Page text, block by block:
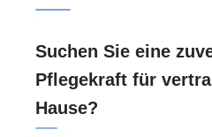
Suchen Sie eine
Pflegekraft für
Hause?